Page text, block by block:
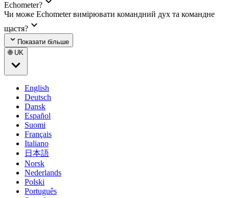
Echometer?
Чи може Echometer вимірювати командний дух та командне
щастя?
Показати більше
🌐 UK
English
Deutsch
Dansk
Español
Suomi
Français
Italiano
日本語
Norsk
Nederlands
Polski
Português